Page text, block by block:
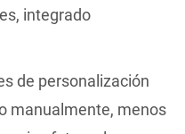
integrado
de personalización
manualmente, menos